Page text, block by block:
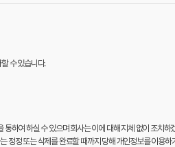
수 있습니다.
하여 하실 수 있으며 회사는 이에 대해 지체 없이 조치하
정 또는 삭제를 완료할 때까지 당해 개인정보를 이용하